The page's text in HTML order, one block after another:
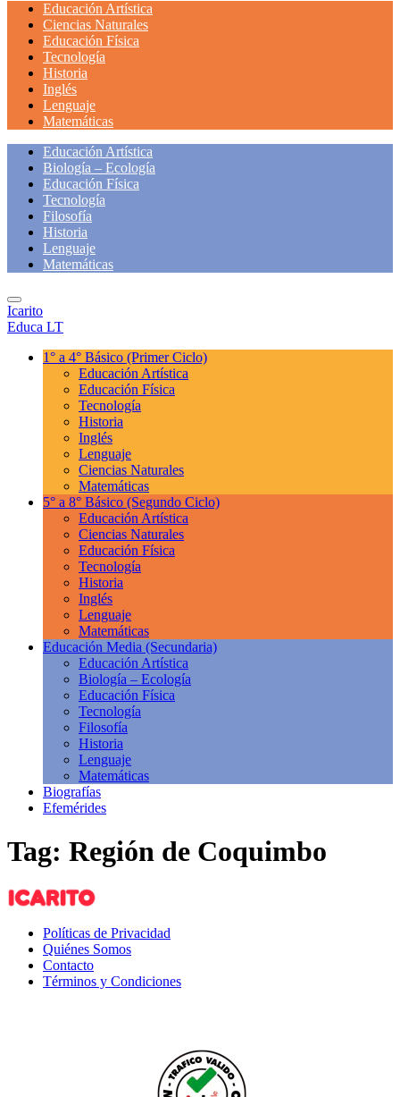
Educación Artística
Ciencias Naturales
Educación Física
Tecnología
Historia
Inglés
Lenguaje
Matemáticas
Educación Artística
Biología – Ecología
Educación Física
Tecnología
Filosofía
Historia
Lenguaje
Matemáticas
Icarito
Educa LT
1° a 4° Básico (Primer Ciclo)
Educación Artística
Educación Física
Tecnología
Historia
Inglés
Lenguaje
Ciencias Naturales
Matemáticas
5° a 8° Básico (Segundo Ciclo)
Educación Artística
Ciencias Naturales
Educación Física
Tecnología
Historia
Inglés
Lenguaje
Matemáticas
Educación Media (Secundaria)
Educación Artística
Biología – Ecología
Educación Física
Tecnología
Filosofía
Historia
Lenguaje
Matemáticas
Biografías
Efemérides
Tag: Región de Coquimbo
Políticas de Privacidad
Quiénes Somos
Contacto
Términos y Condiciones